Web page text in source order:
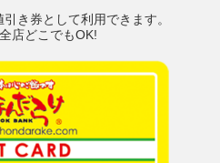
き券として利用できます。
店どこでもOK!